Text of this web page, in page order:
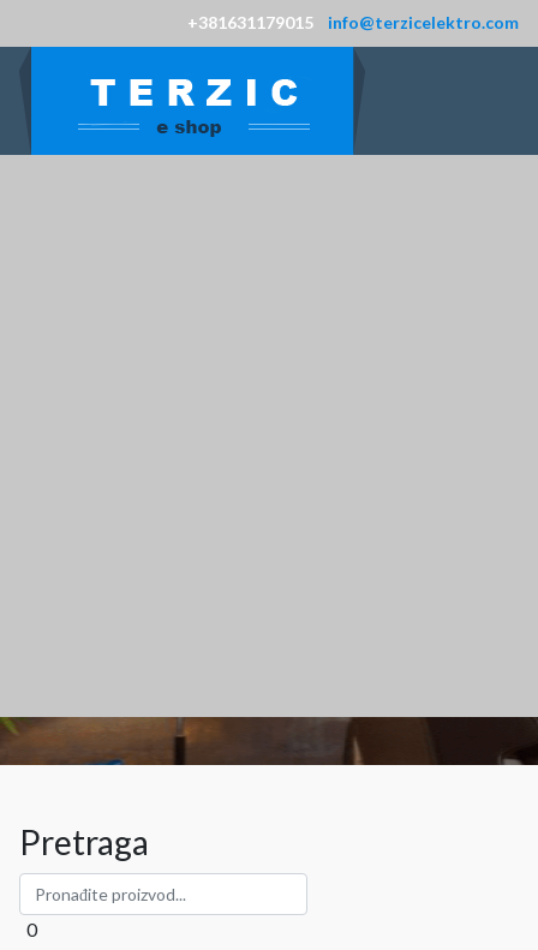
+381631179015 info@terzicelektro.com
Pretraga
0